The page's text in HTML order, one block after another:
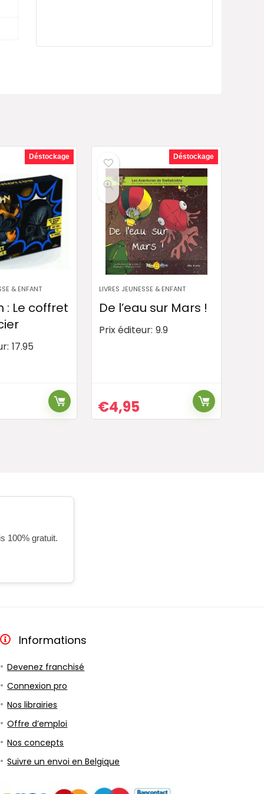
Déstockage
& ENFANT
: Le coffret
17.95
Déstockage
LIVRES JEUNESSE & ENFANT
De l’eau sur Mars !
Prix éditeur: 9.9
€4,95
100% gratuit.
Informations
Devenez franchisé
Connexion pro
Nos librairies
Offre d’emploi
Nos concepts
Suivre un envoi en Belgique